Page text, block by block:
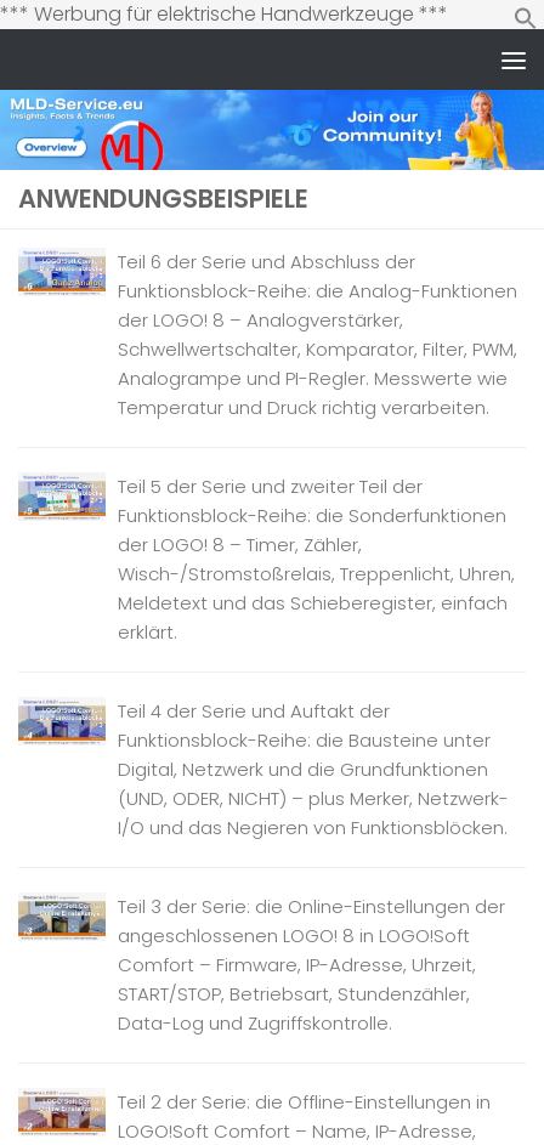
*** Werbung für elektrische Handwerkzeuge ***
Inhalt
ANWENDUNGSBEISPIELE
Teil 6 der Serie und Abschluss der
Funktionsblock-Reihe: die Analog-Funktionen
der LOGO! 8 – Analogverstärker,
Schwellwertschalter, Komparator, Filter, PWM,
Analogrampe und PI-Regler. Messwerte wie
Temperatur und Druck richtig verarbeiten.
Teil 5 der Serie und zweiter Teil der
Funktionsblock-Reihe: die Sonderfunktionen
der LOGO! 8 – Timer, Zähler,
Wisch-/Stromstoßrelais, Treppenlicht, Uhren,
Meldetext und das Schieberegister, einfach
erklärt.
Teil 4 der Serie und Auftakt der
Funktionsblock-Reihe: die Bausteine unter
Digital, Netzwerk und die Grundfunktionen
(UND, ODER, NICHT) – plus Merker, Netzwerk-
I/O und das Negieren von Funktionsblöcken.
Teil 3 der Serie: die Online-Einstellungen der
angeschlossenen LOGO! 8 in LOGO!Soft
Comfort – Firmware, IP-Adresse, Uhrzeit,
START/STOP, Betriebsart, Stundenzähler,
Data-Log und Zugriffskontrolle.
Teil 2 der Serie: die Offline-Einstellungen in
LOGO!Soft Comfort – Name, IP-Adresse,